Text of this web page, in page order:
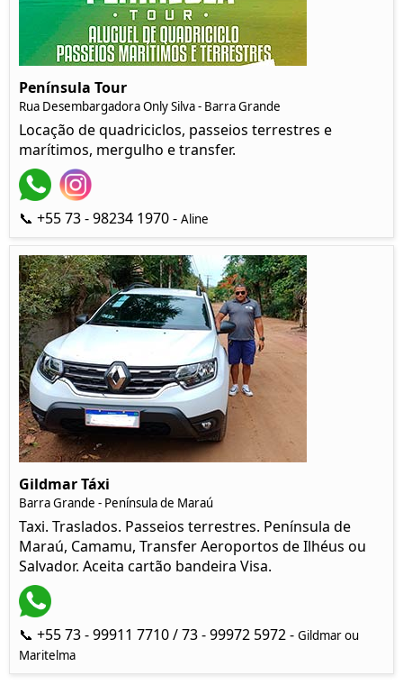
Península Tour
Rua Desembargadora Only Silva - Barra Grande
Locação de quadriciclos, passeios terrestres e
marítimos, mergulho e transfer.
📞 +55 73 - 98234 1970 - Aline
Gildmar Táxi
Barra Grande - Península de Maraú
Taxi. Traslados. Passeios terrestres. Península de
Maraú, Camamu, Transfer Aeroportos de Ilhéus ou
Salvador. Aceita cartão bandeira Visa.
📞 +55 73 - 99911 7710 / 73 - 99972 5972 - Gildmar ou
Maritelma